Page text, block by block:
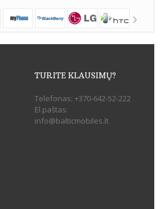
TURITE KLAUSIMŲ?
Telefonas: +370-642-52-222
El.paštas:
info@balticmobiles.lt